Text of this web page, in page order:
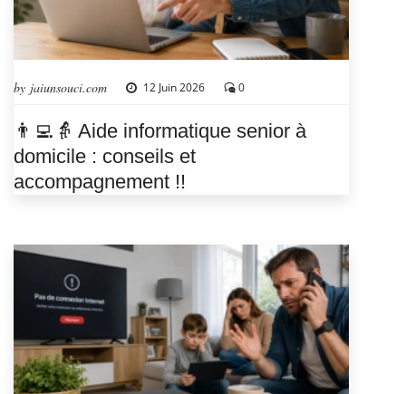
by jaiunsouci.com 12 Juin 2026 0
👨‍💻👵 Aide informatique senior à
domicile : conseils et
accompagnement !!